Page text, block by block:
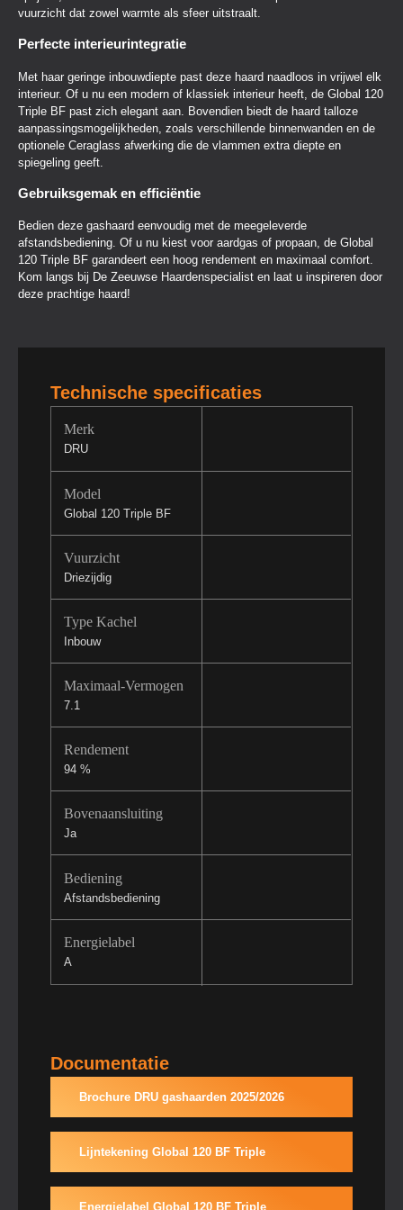
vuurzicht dat zowel warmte als sfeer uitstraalt.
Perfecte interieurintegratie
Met haar geringe inbouwdiepte past deze haard naadloos in vrijwel elk
interieur. Of u nu een modern of klassiek interieur heeft, de Global 120
Triple BF past zich elegant aan. Bovendien biedt de haard talloze
aanpassingsmogelijkheden, zoals verschillende binnenwanden en de
optionele Ceraglass afwerking die de vlammen extra diepte en
spiegeling geeft.
Gebruiksgemak en efficiëntie
Bedien deze gashaard eenvoudig met de meegeleverde
afstandsbediening. Of u nu kiest voor aardgas of propaan, de Global
120 Triple BF garandeert een hoog rendement en maximaal comfort.
Kom langs bij De Zeeuwse Haardenspecialist en laat u inspireren door
deze prachtige haard!
Technische specificaties
Merk
DRU
Model
Global 120 Triple BF
Vuurzicht
Driezijdig
Type Kachel
Inbouw
Maximaal-Vermogen
7.1
Rendement
94 %
Bovenaansluiting
Ja
Bediening
Afstandsbediening
Energielabel
A
Documentatie
Brochure DRU gashaarden 2025/2026
Lijntekening Global 120 BF Triple
Energielabel Global 120 BF Triple